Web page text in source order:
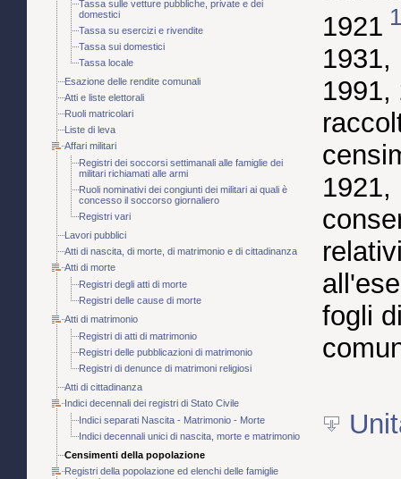
Tassa sulle vetture pubbliche, private e dei
domestici
Tassa su esercizi e rivendite
Tassa sui domestici
Tassa locale
Esazione delle rendite comunali
Atti e liste elettorali
Ruoli matricolari
Liste di leva
Affari militari
Registri dei soccorsi settimanali alle famiglie dei
militari richiamati alle armi
Ruoli nominativi dei congiunti dei militari ai quali è
concesso il soccorso giornaliero
Registri vari
Lavori pubblici
Atti di nascita, di morte, di matrimonio e di cittadinanza
Atti di morte
Registri degli atti di morte
Registri delle cause di morte
Atti di matrimonio
Registri di atti di matrimonio
Registri delle pubblicazioni di matrimonio
Registri di denunce di matrimoni religiosi
Atti di cittadinanza
Indici decennali dei registri di Stato Civile
Indici separati Nascita - Matrimonio - Morte
Indici decennali unici di nascita, morte e matrimonio
Censimenti della popolazione
Registri della popolazione ed elenchi delle famiglie
1921 1
1931,
1991,
1921,
fogli